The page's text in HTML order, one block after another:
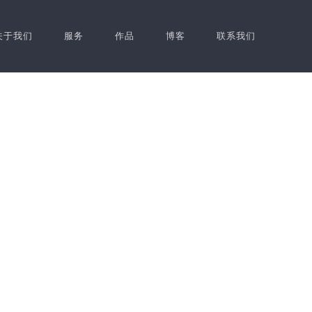
于我们 服务 作品 博客 联系我们